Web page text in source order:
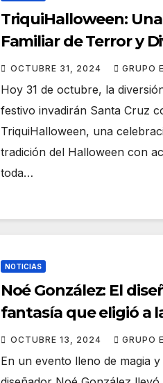
TriquiHalloween:
Familiar de Terror y
OCTUBRE 31, 2024 GRUPO
Hoy 31 de octubre, la
festivo invadirán Santa Cruz
TriquiHalloween, una
tradición del Halloween con
toda…
NOTICIAS
Noé González: El
fantasía que eligió a
representante de la
Triqui Traquitos
OCTUBRE 13, 2024 GRUPO
En un evento lleno de magia